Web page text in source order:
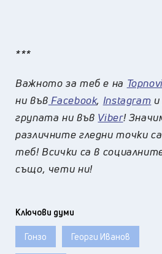
***
Важното за теб е на
ни във Facebook, Instagram и
групата ни във Viber!
различните гледни точки
теб! Всички са в
също, чети ни!
Ключови думи
Гонзо Георги Иванов